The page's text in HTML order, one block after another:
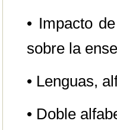
• Impacto
sobre la
• Lenguas,
• Doble